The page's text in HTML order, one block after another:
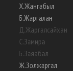
Х.Жангабыл
Б.Жаргалан
Д.Жаргалсайхан
С.Замира
Б.Заяабал
Ж.Золжаргал